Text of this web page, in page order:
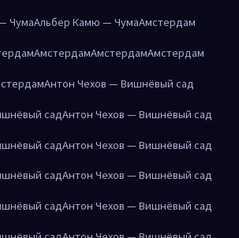
ЧумаАльбер Камю — ЧумаАмстердам
АмстердамАмстердамАмстердам
Антон Чехов — Вишнёвый сад
садАнтон Чехов — Вишнёвый сад
садАнтон Чехов — Вишнёвый сад
садАнтон Чехов — Вишнёвый сад
садАнтон Чехов — Вишнёвый сад